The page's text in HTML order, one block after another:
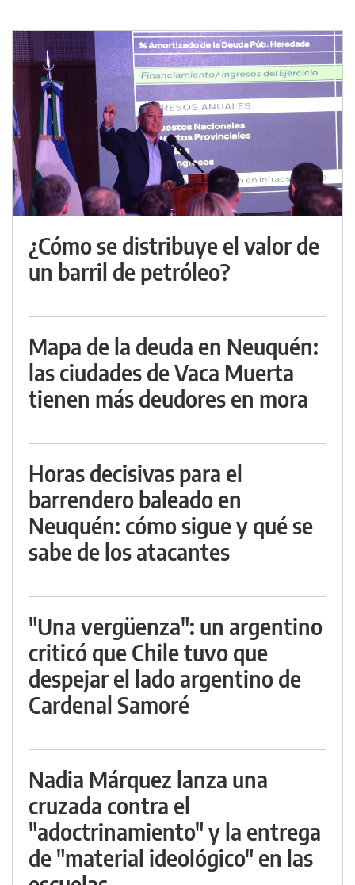
¿Cómo se distribuye el valor de
un barril de petróleo?
Mapa de la deuda en Neuquén:
las ciudades de Vaca Muerta
tienen más deudores en mora
Horas decisivas para el
barrendero baleado en
Neuquén: cómo sigue y qué se
sabe de los atacantes
"Una vergüenza": un argentino
criticó que Chile tuvo que
despejar el lado argentino de
Cardenal Samoré
Nadia Márquez lanza una
cruzada contra el
"adoctrinamiento" y la entrega
de "material ideológico" en las